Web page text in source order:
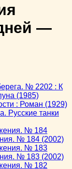
—
№ 2202 : К
(1985)
: Роман (1929)
Русские танки
№ 184 (2002)
№ 183 (2002)